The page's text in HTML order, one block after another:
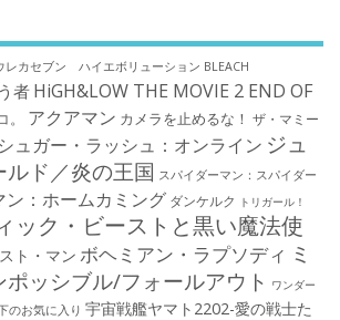
レカセブン ハイエボリューション BLEACH
者 HiGH&LOW THE MOVIE 2 END OF
アクアマン カメラを止めるな！ ザ・マミー
シュガー・ラッシュ：オンライン ジュ
ド／炎の王国 スパイダーマン：スパイダー
ン：ホームカミング ダンケルク トリガール！
ック・ビーストと黒い魔法使
ト・マン ボヘミアン・ラプソディ ミ
ポッシブル/フォールアウト ワンダー
のお気に入り 宇宙戦艦ヤマト2202-愛の戦士た